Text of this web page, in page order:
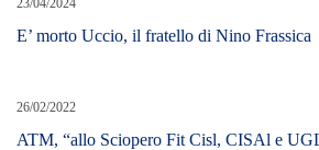
E’ morto Uccio, il fratello di Nino Frassica
26/02/2022
ATM, “allo Sciopero Fit Cisl, CISAl e